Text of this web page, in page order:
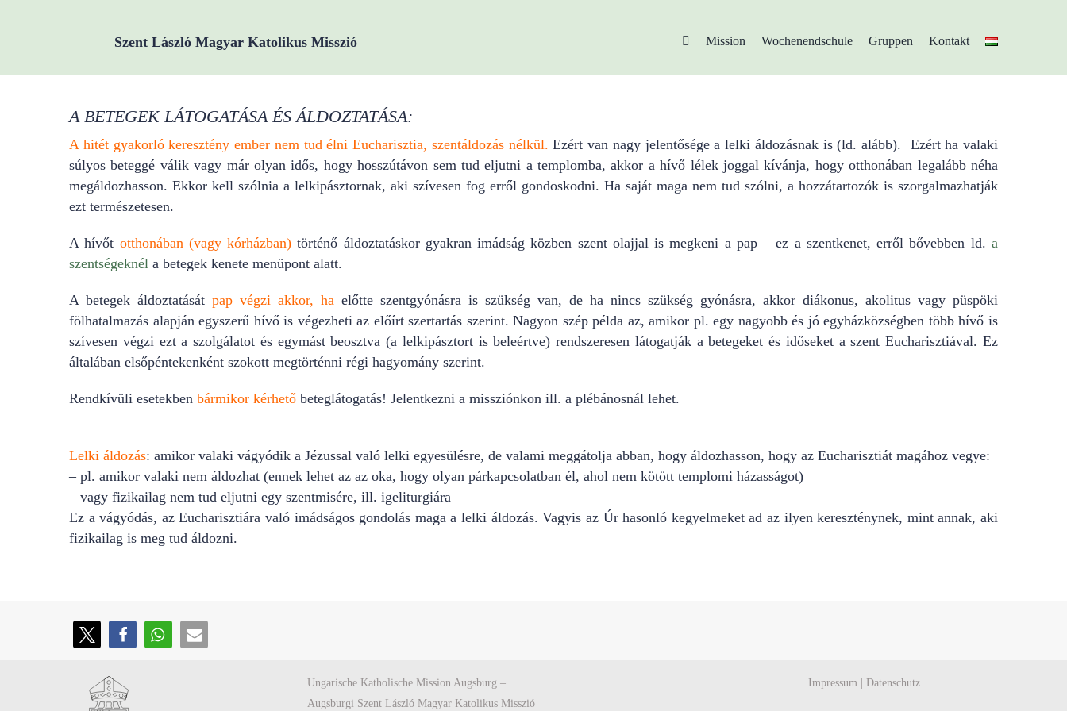
Szent László Magyar Katolikus Misszió Mission Wochenendschule Gruppen Kontakt
A BETEGEK LÁTOGATÁSA ÉS ÁLDOZTATÁSA:
A hitét gyakorló keresztény ember nem tud élni Eucharisztia, szentáldozás nélkül.Ezért van nagy jelentősége a lelki áldozásnak is (ld. alább). Ezért ha valaki
súlyos beteggé válik vagy már olyan idős, hogy hosszútávon sem tud eljutni a templomba, akkor a hívő lélek joggal kívánja, hogy otthonában legalább néha
megáldozhasson. Ekkor kell szólnia a lelkipásztornak, aki szívesen fog erről gondoskodni. Ha saját maga nem tud szólni, a hozzátartozók is szorgalmazhatják
ezt természetesen.
A hívőt otthonában (vagy kórházban) történő áldoztatáskor gyakran imádság közben szent olajjal is megkeni a pap – ez a szentkenet, erről bővebben ld. a
szentségeknél a betegek kenete menüpont alatt.
A betegek áldoztatását pap végzi akkor, ha előtte szentgyónásra is szükség van, de ha nincs szükség gyónásra, akkor diákonus, akolitus vagy püspöki
fölhatalmazás alapján egyszerű hívő is végezheti az előírt szertartás szerint. Nagyon szép példa az, amikor pl. egy nagyobb és jó egyházközségben több hívő is
szívesen végzi ezt a szolgálatot és egymást beosztva (a lelkipásztort is beleértve) rendszeresen látogatják a betegeket és időseket a szent Eucharisztiával. Ez
általában elsőpéntekenként szokott megtörténni régi hagyomány szerint.
Rendkívüli esetekben bármikor kérhető beteglátogatás! Jelentkezni a missziónkon ill. a plébánosnál lehet.
Lelki áldozás: amikor valaki vágyódik a Jézussal való lelki egyesülésre, de valami meggátolja abban, hogy áldozhasson, hogy az Eucharisztiát magához vegye:
– pl. amikor valaki nem áldozhat (ennek lehet az az oka, hogy olyan párkapcsolatban él, ahol nem kötött templomi házasságot)
– vagy fizikailag nem tud eljutni egy szentmisére, ill. igeliturgiára
Ez a vágyódás, az Eucharisztiára való imádságos gondolás maga a lelki áldozás. Vagyis az Úr hasonló kegyelmeket ad az ilyen kereszténynek, mint annak, aki
fizikailag is meg tud áldozni.
Ungarische Katholische Mission Augsburg –
Augsburgi Szent László Magyar Katolikus Misszió
Impressum Datenschutz